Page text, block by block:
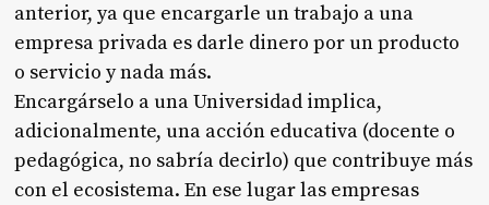
anterior, ya que encargarle un trabajo a una
empresa privada es darle dinero por un producto
o servicio y nada más.
Encargárselo a una Universidad implica,
adicionalmente, una acción educativa (docente o
pedagógica, no sabría decirlo) que contribuye más
con el ecosistema. En ese lugar las empresas